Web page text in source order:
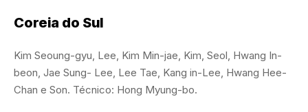
Coreia do Sul
Kim Seoung-gyu, Lee, Kim Min-jae, Kim, Seol, Hwang In-
beon, Jae Sung- Lee, Lee Tae, Kang in-Lee, Hwang Hee-
Chan e Son. Técnico: Hong Myung-bo.